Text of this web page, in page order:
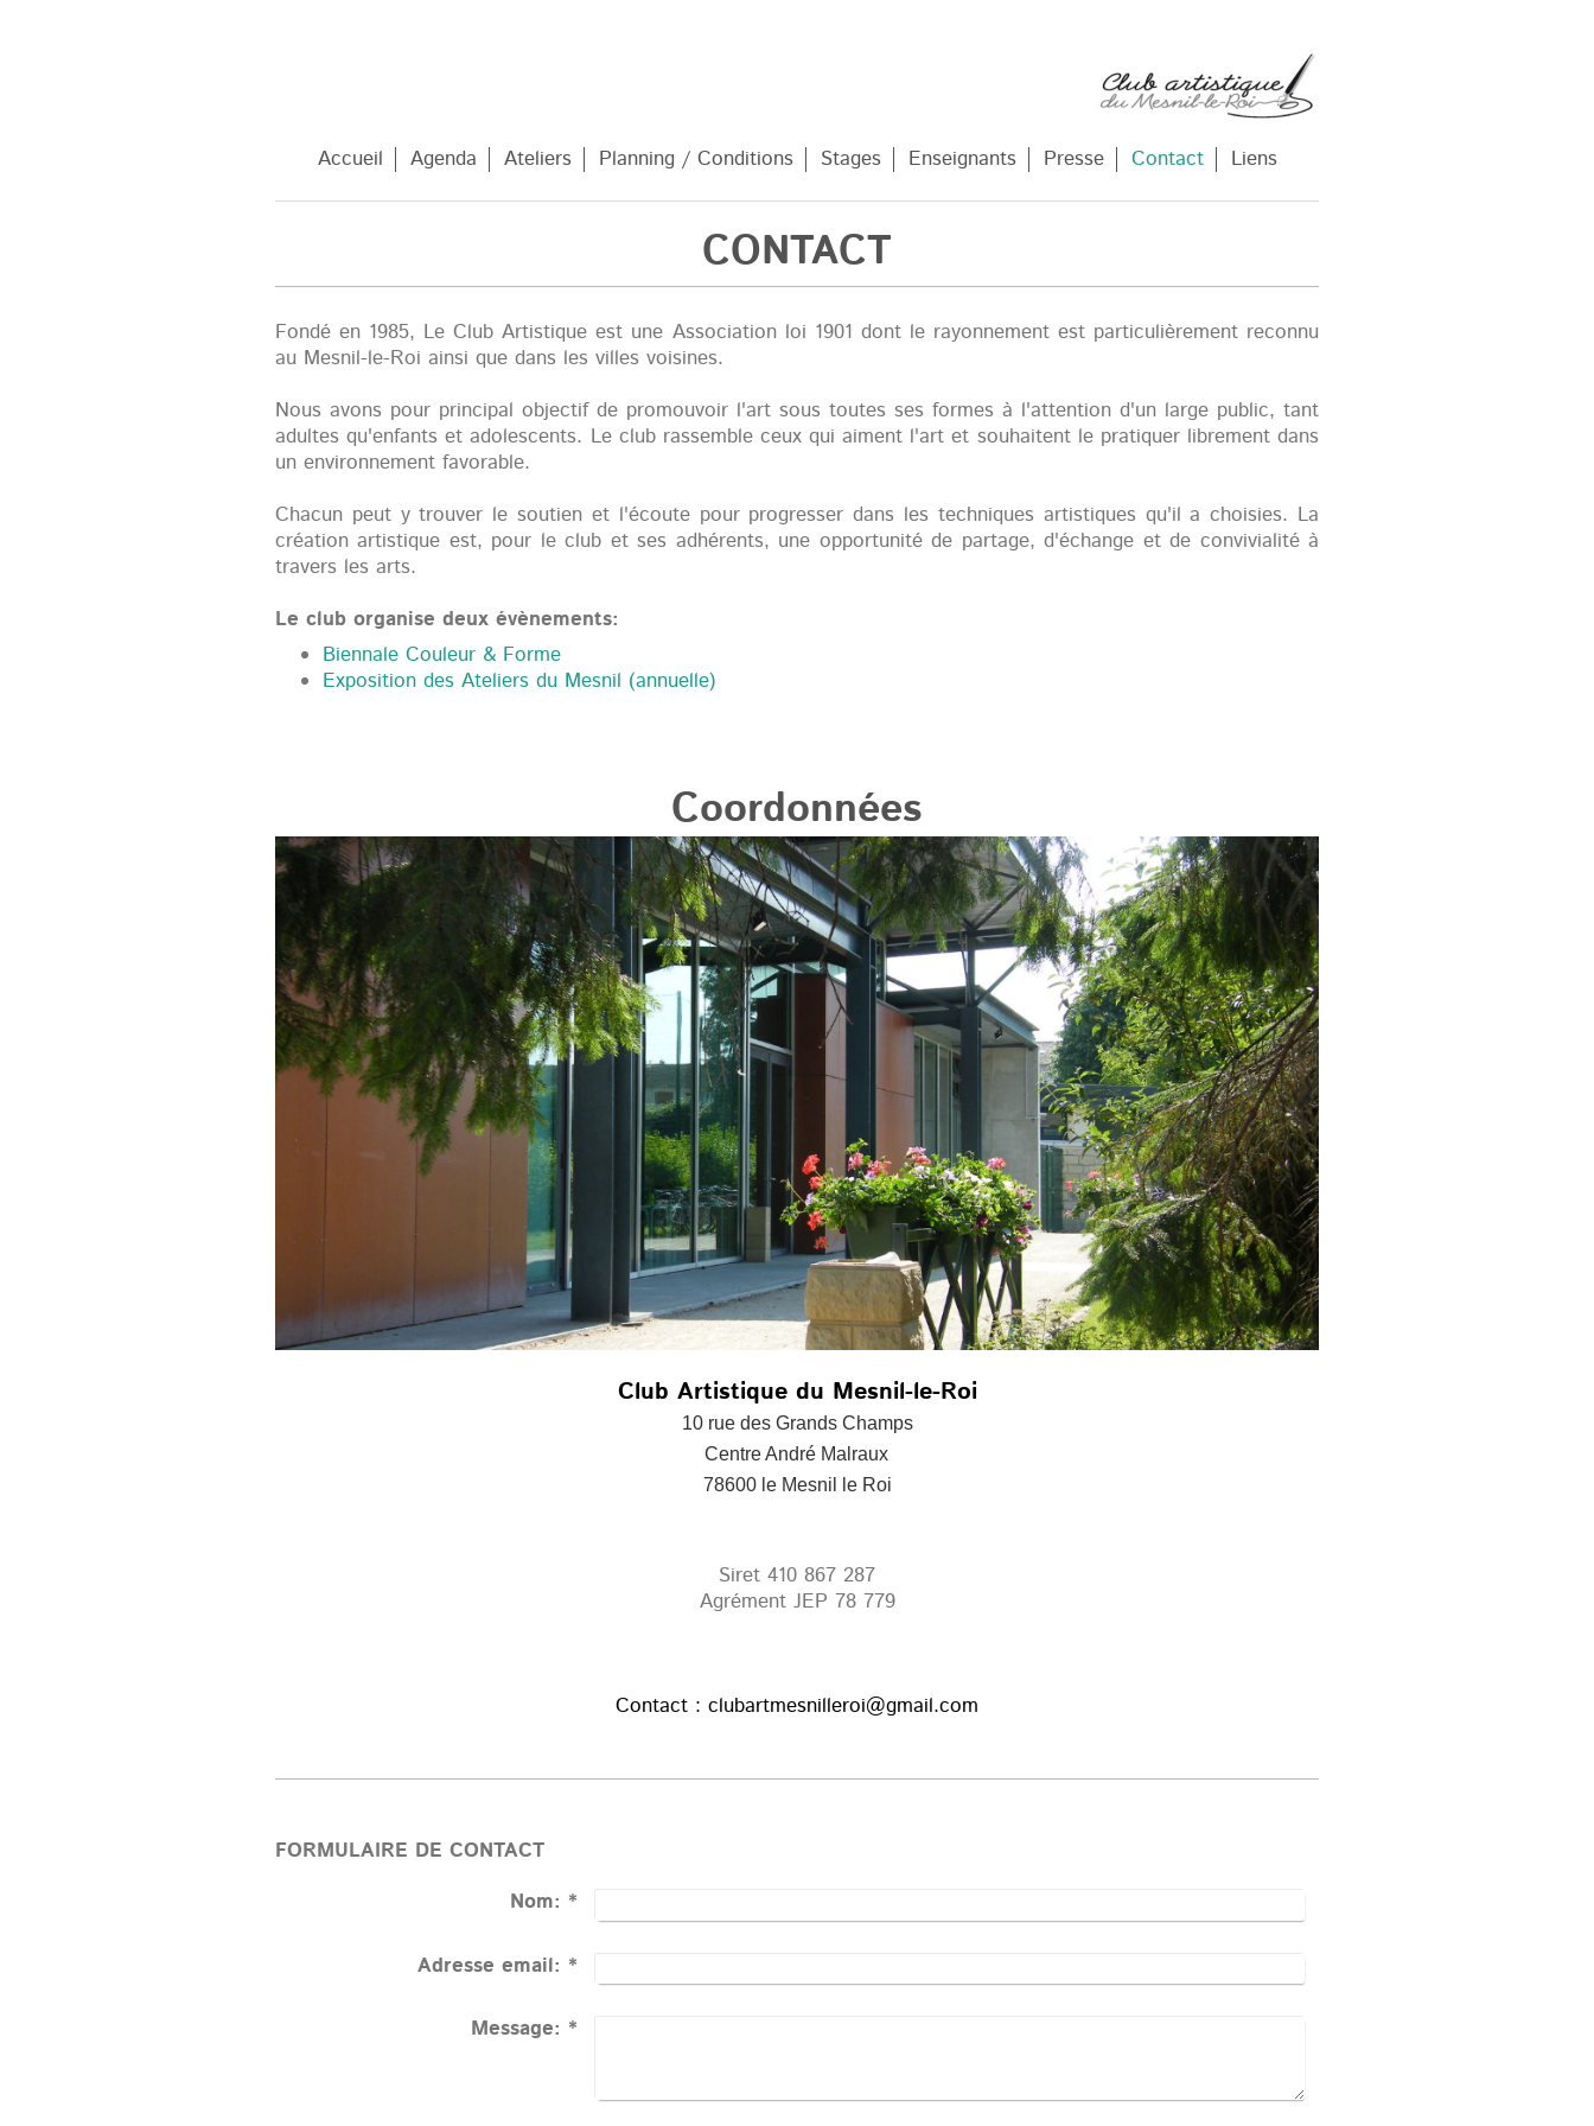
Accueil Agenda Ateliers Planning / Conditions Stages Enseignants Presse Contact Liens
CONTACT
Fondé en 1985, Le Club Artistique est une Association loi 1901 dont le rayonnement est particulièrement reconnu
au Mesnil-le-Roi ainsi que dans les villes voisines.
Nous avons pour principal objectif de promouvoir l'art sous toutes ses formes à l'attention d'un large public, tant
adultes qu'enfants et adolescents. Le club rassemble ceux qui aiment l'art et souhaitent le pratiquer librement dans
un environnement favorable.
Chacun peut y trouver le soutien et l'écoute pour progresser dans les techniques artistiques qu'il a choisies. La
création artistique est, pour le club et ses adhérents, une opportunité de partage, d'échange et de convivialité à
travers les arts.
Le club organise deux évènements:
Biennale Couleur & Forme
Exposition des Ateliers du Mesnil (annuelle)
Coordonnées
Club Artistique du Mesnil-le-Roi
10 rue des Grands Champs
Centre André Malraux
78600 le Mesnil le Roi
Siret 410 867 287
Agrément JEP 78 779
Contact : clubartmesnilleroi@gmail.com
FORMULAIRE DE CONTACT
Nom: *
Adresse email: *
Message: *